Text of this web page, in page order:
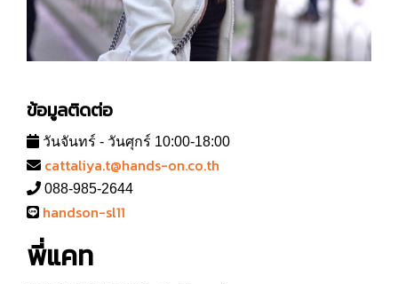
ข้อมูลติดต่อ
วันจันทร์ - วันศุกร์ 10:00-18:00
cattaliya.t@hands-on.co.th
088-985-2644
handson-sl11
พี่แคท